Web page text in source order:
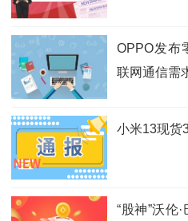
OPPO发布
联网通信需
小米13现货
“股神”沃伦